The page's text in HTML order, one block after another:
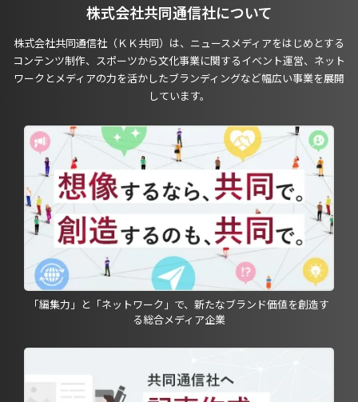
株式会社共同通信社について
株式会社共同通信社（ＫＫ共同）は、ニュースメディアをはじめとする
コンテンツ制作、スポーツから文化事業に関するイベント運営、ネット
ワークとメディアの力を活かしたブランディングなど幅広い事業を展開
しています。
「編集力」と「ネットワーク」で、新たなブランド価値を創造す
る総合メディア企業